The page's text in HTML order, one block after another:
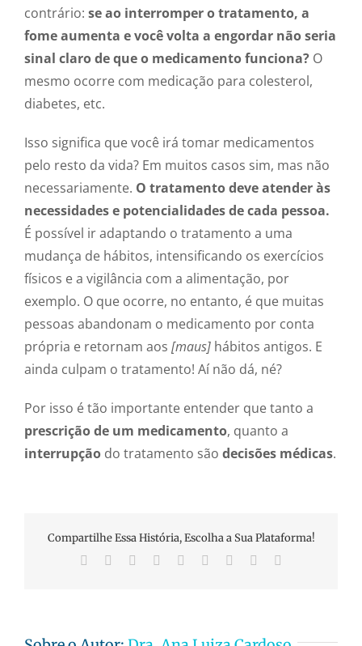
contrário: se ao interromper o tratamento, a
fome aumenta e você volta a engordar não seria
sinal claro de que o medicamento funciona? O
mesmo ocorre com medicação para colesterol,
diabetes, etc.
Isso significa que você irá tomar medicamentos
pelo resto da vida? Em muitos casos sim, mas não
necessariamente. O tratamento deve atender às
necessidades e potencialidades de cada pessoa.
É possível ir adaptando o tratamento a uma
mudança de hábitos, intensificando os exercícios
físicos e a vigilância com a alimentação, por
exemplo. O que ocorre, no entanto, é que muitas
pessoas abandonam o medicamento por conta
própria e retornam aos [maus] hábitos antigos. E
ainda culpam o tratamento! Aí não dá, né?
Por isso é tão importante entender que tanto a
prescrição de um medicamento, quanto a
interrupção do tratamento são decisões médicas.
Compartilhe Essa História, Escolha a Sua Plataforma!
Facebook Reddit LinkedInWhatsApp
TumblrPinterest